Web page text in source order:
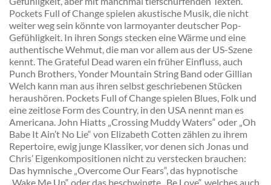
Pockets Full of Change spielen akustische Musik, die nicht
weiter weg sein könnte von larmoyanter deutscher Pop-
Gefühligkeit. In ihren Songs stecken eine Wärme und eine
authentische Wehmut, die man vor allem aus der US-Szene
kennt. The Grateful Dead waren ein früher Einfluss, auch
Punch Brothers, Yonder Mountain String Band oder Gillian
Welch kann man aus ihren selbst geschriebenen Stücken
heraushören. Pockets Full of Change spielen Blues, Folk und
eine zeitlose Form des Country, in den USA nennt man es
Americana. John Hiatts „Crossing Muddy Waters“ oder „Oh
Babe It Ain’t No Lie“ von Elizabeth Cotten zählen zu ihrem
Repertoire, ewig junge Klassiker, vor denen sich Jonas und
Chris’ Eigenkompositionen nicht zu verstecken brauchen:
Das hymnische „Overcome Our Fears“, das hypnotische
„Wake Me Up“ oder das beschwingte „Be Love“, welches auch